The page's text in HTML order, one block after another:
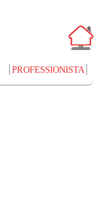
PROFESSIONISTA